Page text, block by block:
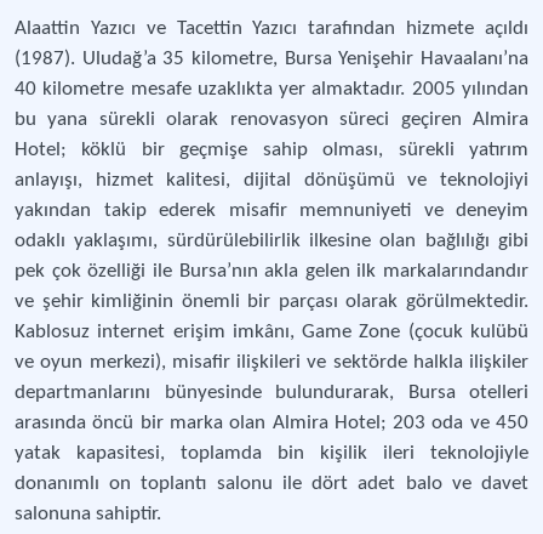
Alaattin Yazıcı ve Tacettin Yazıcı tarafından hizmete açıldı
(1987). Uludağ’a 35 kilometre, Bursa Yenişehir Havaalanı’na
40 kilometre mesafe uzaklıkta yer almaktadır. 2005 yılından
bu yana sürekli olarak renovasyon süreci geçiren Almira
Hotel; köklü bir geçmişe sahip olması, sürekli yatırım
anlayışı, hizmet kalitesi, dijital dönüşümü ve teknolojiyi
yakından takip ederek misafir memnuniyeti ve deneyim
odaklı yaklaşımı, sürdürülebilirlik ilkesine olan bağlılığı gibi
pek çok özelliği ile Bursa’nın akla gelen ilk markalarındandır
ve şehir kimliğinin önemli bir parçası olarak görülmektedir.
Kablosuz internet erişim imkânı, Game Zone (çocuk kulübü
ve oyun merkezi), misafir ilişkileri ve sektörde halkla ilişkiler
departmanlarını bünyesinde bulundurarak, Bursa otelleri
arasında öncü bir marka olan Almira Hotel; 203 oda ve 450
yatak kapasitesi, toplamda bin kişilik ileri teknolojiyle
donanımlı on toplantı salonu ile dört adet balo ve davet
salonuna sahiptir.